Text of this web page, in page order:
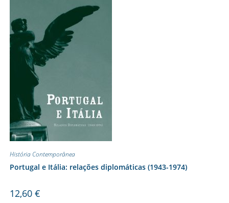
História Contemporânea
Portugal e Itália: relações diplomáticas (1943-1974)
12,60 €